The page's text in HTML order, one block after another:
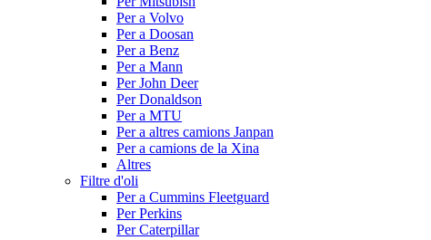
Per a Volvo
Per a Doosan
Per a Benz
Per a Mann
Per John Deer
Per Donaldson
Per a MTU
Per a altres camions Janpan
Per a camions de la Xina
Altres
Filtre d'oli
Per a Cummins Fleetguard
Per Perkins
Per Caterpillar